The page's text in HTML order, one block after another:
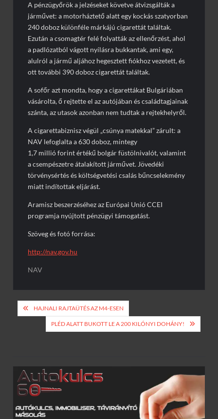
A pénzügyőrök a jelzéseket követve átvizsgálták a
járművet: a motorháztető alatt egy kockás szatyorban
240 doboz különféle márkájú cigarettát találtak.
Ezután a csomagtér felé folyatták az ellenőrzést, ahol
a padlózatból vágott nyílásra bukkantak, ami egy,
alulról a jármű aljához hegesztett fiókhoz vezetett, és
ott további 390 doboz cigarettát találtak.
A sofőr azt mondta, hogy a cigarettákat Bulgáriában
vásárolta, ő rejtette el az autójában és családtagjainak
szánta, az utasok azonban nem tudtak a rejtekhelyről.
A cigarettabiznisz végül „csúnya matekkal” zárult: a
NAV lefoglalta a 630 doboz, mintegy
1,7 millió forint értékű bolgár füstölnivalót, valamint
a csempészetre átalakított járművet. Jövedéki
törvénysértés és költségvetési csalás bűncselekmény
miatt indítottak eljárást.
Aramisz beszerzéséhez az Európai Unió CCEI
programja nyújtott pénzügyi támogatást.
Szöveg és fotó forrása:
http://nav.gov.hu
NAV
Bejegyzés
navigáció
HAJNALI RAJTAÜTÉS AZ M4-ESEN
PLÉD ALATT BUKOTT LE A 200 KILÓNYI DOHÁNY!